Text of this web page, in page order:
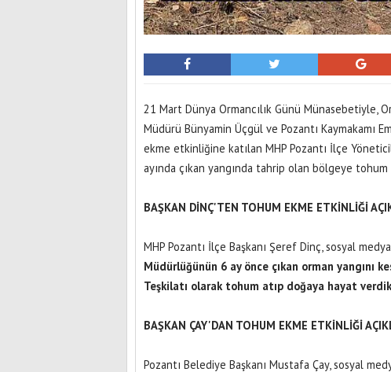
21 Mart Dünya Ormancılık Günü Münasebetiyle,
Müdürü Bünyamin Üçgül ve Pozantı Kaymakamı
ekme etkinliğine katılan MHP Pozantı İlçe
ayında çıkan yangında tahrip olan bölgeye
BAŞKAN DİNÇ'TEN TOHUM EKME ETKİNLİĞİ
MHP Pozantı İlçe Başkanı Şeref Dinç, sosyal
Müdürlüğünün 6 ay önce çıkan orman yangını
Teşkilatı olarak tohum atıp doğaya hayat
BAŞKAN ÇAY'DAN TOHUM EKME ETKİNLİĞİ
Pozantı Belediye Başkanı Mustafa Çay, sosyal